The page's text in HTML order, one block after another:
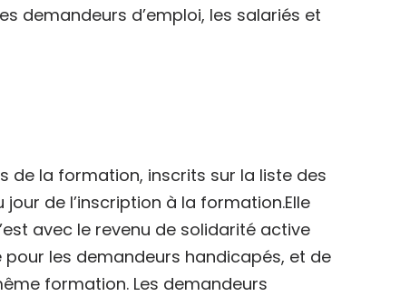
demandeurs d’emploi, les salariés et
de la formation, inscrits sur la liste des
jour de l’inscription à la formation.Elle
avec le revenu de solidarité active
les demandeurs handicapés, et de
formation. Les demandeurs